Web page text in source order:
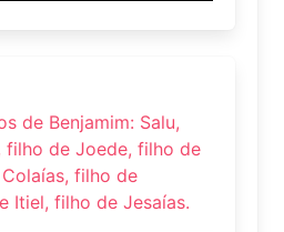
de Benjamim: Salu,
filho de Joede, filho de
filho de
Itiel, filho de Jesaías.